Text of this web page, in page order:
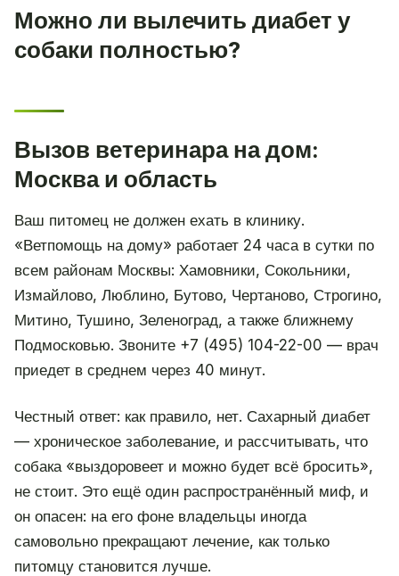
Можно ли вылечить диабет у
собаки полностью?
Вызов ветеринара на дом:
Москва и область
Ваш питомец не должен ехать в клинику.
«Ветпомощь на дому» работает 24 часа в сутки по
всем районам Москвы: Хамовники, Сокольники,
Измайлово, Люблино, Бутово, Чертаново, Строгино,
Митино, Тушино, Зеленоград, а также ближнему
Подмосковью. Звоните +7 (495) 104-22-00 — врач
приедет в среднем через 40 минут.
Честный ответ: как правило, нет. Сахарный диабет
— хроническое заболевание, и рассчитывать, что
собака «выздоровеет и можно будет всё бросить»,
не стоит. Это ещё один распространённый миф, и
он опасен: на его фоне владельцы иногда
самовольно прекращают лечение, как только
питомцу становится лучше.